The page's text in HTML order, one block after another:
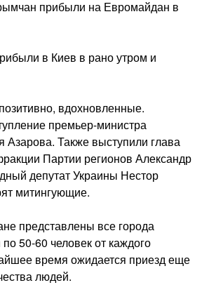
прибыли на Евромайдан в
в Киев в рано утром и
вдохновленные.
премьер-министра
Азарова. Также выступили глава
Партии регионов Александр
депутат Украины Нестор
митингующие.
представлены все города
50-60 человек от каждого
время ожидается приезд еще
людей.